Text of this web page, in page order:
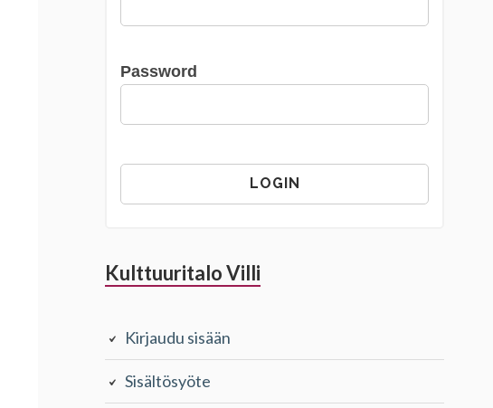
Password
Kulttuuritalo Villi
Kirjaudu sisään
Sisältösyöte